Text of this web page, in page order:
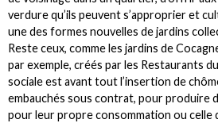
verdure qu’ils peuvent s’approprier et
une des formes nouvelles de jardins
Reste ceux, comme les jardins de
par exemple, créés par les Restaurants
sociale est avant tout l’insertion de
embauchés sous contrat, pour produire
pour leur propre consommation ou celle